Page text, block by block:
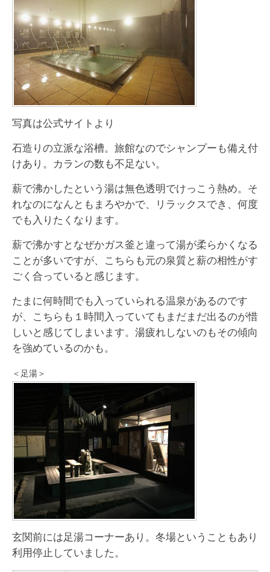
写真は公式サイトより
石造りの立派な浴槽。旅館なのでシャンプーも備え付
けあり。カランの数も不足ない。
薪で沸かしたという湯は無色透明でけっこう熱め。そ
れなのになんともまろやかで、リラックスでき、何度
でも入りたくなります。
薪で沸かすとなぜかガス釜と違って湯が柔らかくなる
ことが多いですが、こちらも元の泉質と薪の相性がす
ごく合っていると感じます。
たまに何時間でも入っていられる温泉があるのです
が、こちらも１時間入っていてもまだまだ出るのが惜
しいと感じてしまいます。湯疲れしないのもその傾向
を強めているのかも。
＜足湯＞
玄関前には足湯コーナーあり。冬場ということもあり
利用停止していました。